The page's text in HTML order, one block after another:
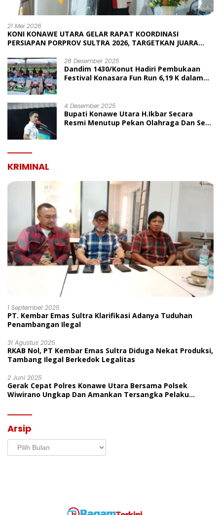
21 Mei 2026
KONI KONAWE UTARA GELAR RAPAT KOORDINASI
PERSIAPAN PORPROV SULTRA 2026, TARGETKAN JUARA
28 Desember 2025
Dandim 1430/Konut Hadiri Pembukaan
Festival Konasara Fun Run 6,19 K dalam
4 Desember 2025
Bupati Konawe Utara H.Ikbar Secara
Resmi Menutup Pekan Olahraga Dan Seni
KRIMINAL
1 September 2025
PT. Kembar Emas Sultra Klarifikasi Adanya Tuduhan
Penambangan Ilegal
31 Agustus 2025
RKAB Nol, PT Kembar Emas Sultra Diduga Nekat Produksi,
Tambang Ilegal Berkedok Legalitas
2 Juni 2025
Gerak Cepat Polres Konawe Utara Bersama Polsek
Wiwirano Ungkap Dan Amankan Tersangka Pelaku
Arsip
Arsip